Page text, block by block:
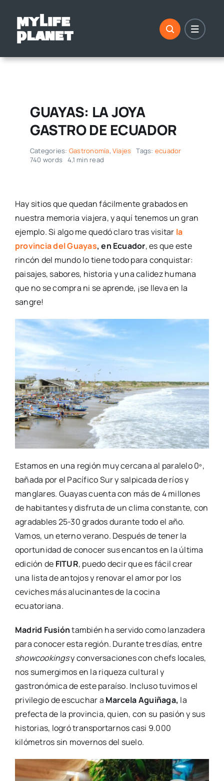
contenido
GUAYAS: LA JOYA
GASTRO DE ECUADOR
Categories: Gastronomía, Viajes Tags: ecuador
740 words 4,1 min read
Hay sitios que quedan fácilmente grabados en
nuestra memoria viajera, y aquí tenemos un gran
ejemplo. Si algo me quedó claro tras visitar la
provincia del Guayas, en Ecuador, es que este
rincón del mundo lo tiene todo para conquistar:
paisajes, sabores, historia y una calidez humana
que no se compra ni se aprende, ¡se lleva en la
sangre!
Estamos en una región muy cercana al paralelo 0º,
bañada por el Pacífico Sur y salpicada de ríos y
manglares. Guayas cuenta con más de 4 millones
de habitantes y disfruta de un clima constante, con
agradables 25-30 grados durante todo el año.
Vamos, un eterno verano. Después de tener la
oportunidad de conocer sus encantos en la última
edición de FITUR, puedo decir que es fácil crear
una lista de antojos y renovar el amor por los
ceviches más alucinantes de la cocina
ecuatoriana.
Madrid Fusióntambién ha servido como lanzadera
para conocer esta región. Durante tres días, entre
showcookingsy conversaciones con chefs locales,
nos sumergimos en la riqueza cultural y
gastronómica de este paraíso. Incluso tuvimos el
privilegio de escuchar a Marcela Aguiñaga, la
prefecta de la provincia, quien, con su pasión y sus
historias, logró transportarnos casi 9.000
kilómetros sin movernos del suelo.